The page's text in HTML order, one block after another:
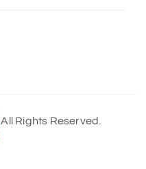
. All Rights Reserved.